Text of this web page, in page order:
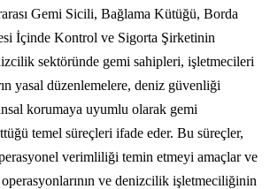
Gemi Sicili, Bağlama Kütüğü, Borda
İçinde Kontrol ve Sigorta Şirketinin
sektöründe gemi sahipleri, işletmecileri
yasal düzenlemelere, deniz güvenliği
korumaya uyumlu olarak gemi
temel süreçleri ifade eder. Bu süreçler,
verimliliği temin etmeyi amaçlar ve
ve denizcilik işletmeciliğinin